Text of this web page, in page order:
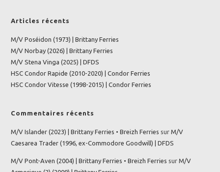
Articles récents
M/V Poséidon (1973) | Brittany Ferries
M/V Norbay (2026) | Brittany Ferries
M/V Stena Vinga (2025) | DFDS
HSC Condor Rapide (2010-2020) | Condor Ferries
HSC Condor Vitesse (1998-2015) | Condor Ferries
Commentaires récents
M/V Islander (2023) | Brittany Ferries • Breizh Ferries surM/V
Caesarea Trader (1996, ex-Commodore Goodwill) | DFDS
M/V Pont-Aven (2004) | Brittany Ferries • Breizh Ferries surM/V